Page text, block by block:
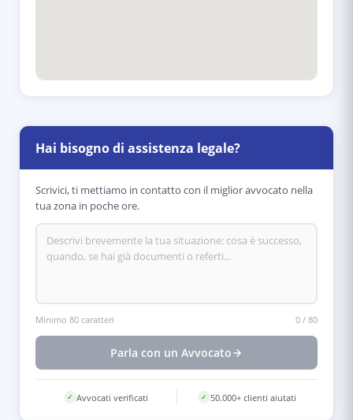
Hai bisogno di assistenza legale?
Scrivici, ti mettiamo in contatto con il miglior avvocato nella
tua zona in poche ore.
Minimo 80 caratteri 0 / 80
Parla con un Avvocato
✓ Avvocati verificati ✓ 50.000+ clienti aiutati